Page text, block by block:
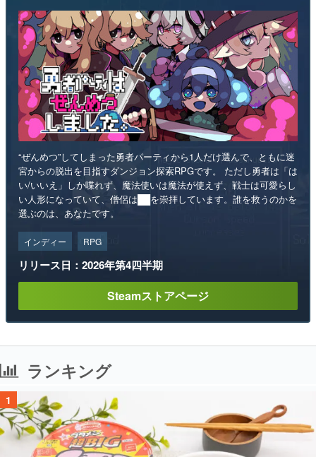
“ぜんめつ”してしまった勇者パーティから1人だけ選んで、ともに迷
宮からの脱出を目指すダンジョン探索RPGです。 ただし勇者は「は
い/いいえ」しか喋れず、魔法使いは魔法が使えず、戦士は可愛らし
い人形になっていて、僧侶は██を崇拝しています。誰を救うのかを
選ぶのは、あなたです。
インディー RPG
リリース日：2026年第4四半期
Steamストアページ
ランキング
1